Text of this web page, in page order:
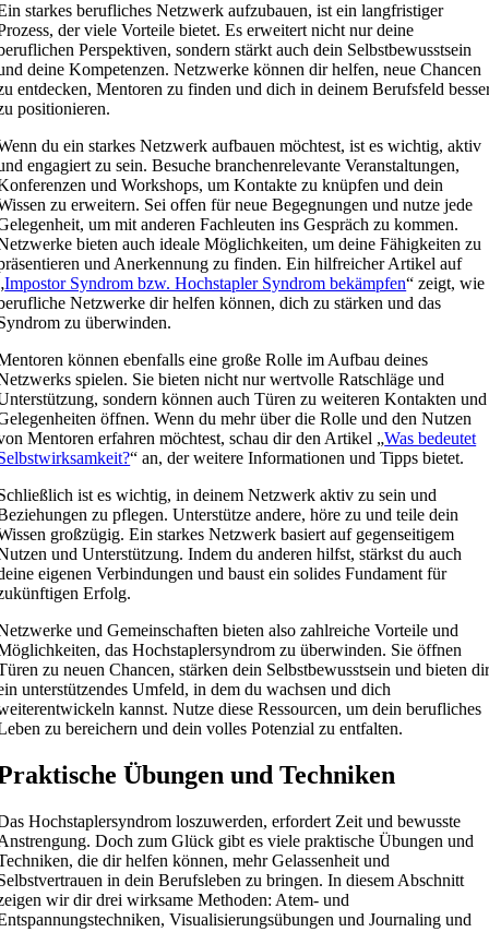
starkes berufliches Netzwerk aufzubauen, ist ein langfristiger
der viele Vorteile bietet. Es erweitert nicht nur deine
Perspektiven, sondern stärkt auch dein Selbstbewusstsein
deine Kompetenzen. Netzwerke können dir helfen, neue Chancen
entdecken, Mentoren zu finden und dich in deinem Berufsfeld
positionieren.
du ein starkes Netzwerk aufbauen möchtest, ist es wichtig, aktiv
engagiert zu sein. Besuche branchenrelevante Veranstaltungen,
und Workshops, um Kontakte zu knüpfen und dein
zu erweitern. Sei offen für neue Begegnungen und nutze jede
um mit anderen Fachleuten ins Gespräch zu kommen.
bieten auch ideale Möglichkeiten, um deine Fähigkeiten zu
und Anerkennung zu finden. Ein hilfreicher Artikel auf
Impostor Syndrom bzw. Hochstapler Syndrom bekämpfen“ zeigt, wie
Netzwerke dir helfen können, dich zu stärken und das
zu überwinden.
können ebenfalls eine große Rolle im Aufbau deines
spielen. Sie bieten nicht nur wertvolle Ratschläge und
sondern können auch Türen zu weiteren Kontakten und
öffnen. Wenn du mehr über die Rolle und den Nutzen
Mentoren erfahren möchtest, schau dir den Artikel „Was bedeutet
“ an, der weitere Informationen und Tipps bietet.
ist es wichtig, in deinem Netzwerk aktiv zu sein und
zu pflegen. Unterstütze andere, höre zu und teile dein
großzügig. Ein starkes Netzwerk basiert auf gegenseitigem
und Unterstützung. Indem du anderen hilfst, stärkst du auch
eigenen Verbindungen und baust ein solides Fundament für
Erfolg.
und Gemeinschaften bieten also zahlreiche Vorteile und
das Hochstaplersyndrom zu überwinden. Sie öffnen
zu neuen Chancen, stärken dein Selbstbewusstsein und bieten
unterstützendes Umfeld, in dem du wachsen und dich
kannst. Nutze diese Ressourcen, um dein berufliches
zu bereichern und dein volles Potenzial zu entfalten.
Übungen und Techniken
Hochstaplersyndrom loszuwerden, erfordert Zeit und bewusste
Doch zum Glück gibt es viele praktische Übungen und
die dir helfen können, mehr Gelassenheit und
in dein Berufsleben zu bringen. In diesem Abschnitt
wir dir drei wirksame Methoden: Atem- und
Visualisierungsübungen und Journaling und